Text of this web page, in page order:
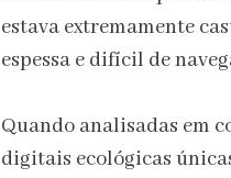
estava extremamente
espessa e difícil de
Quando analisadas em
digitais ecológicas